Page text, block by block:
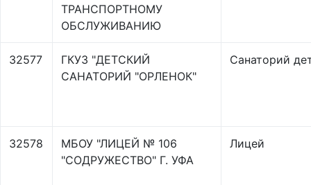
ТРАНСПОРТНОМУ
ОБСЛУЖИВАНИЮ
32577
ГКУЗ "ДЕТСКИЙ
САНАТОРИЙ "ОРЛЕНОК"
Санаторий
32578
МБОУ "ЛИЦЕЙ № 106
"СОДРУЖЕСТВО" Г. УФА
Лицей